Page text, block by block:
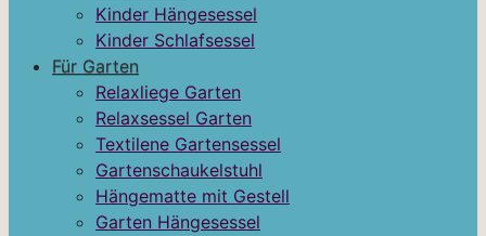
Kinder Hängesessel
Kinder Schlafsessel
Für Garten
Relaxliege Garten
Relaxsessel Garten
Textilene Gartensessel
Gartenschaukelstuhl
Hängematte mit Gestell
Garten Hängesessel